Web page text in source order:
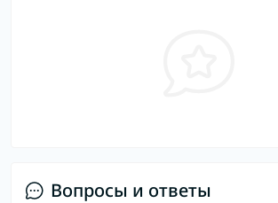
Вопросы и ответы